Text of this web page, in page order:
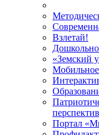
Взлетай!
«Земский
Портал